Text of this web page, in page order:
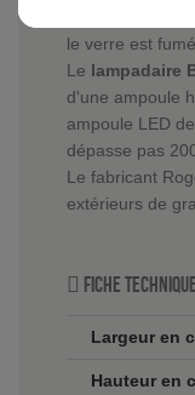
le verre est
Le lampadaire
d'une ampoule
ampoule LED
dépasse pas
Le fabricant
extérieurs de
Fiche technique
Largeur en
Hauteur en